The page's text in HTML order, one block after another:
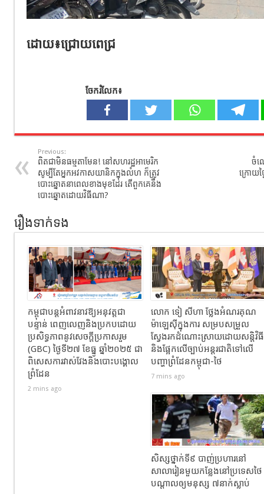
ដោយ៖ជ្រោយពេជ្រ
ចែករំលែក៖
Previous:
ពិតជាមិនធម្មតាមែន! នៅសហរដ្ឋអាមេរិក
សូម្បីតែអ្នកអវកាសយានិកក្នុងលំហ ក៏ត្រូវ
បោះឆ្នោតនាពេលខាងមុខដែរ តើពួកគេនឹង
បោះឆ្នោតដោយវិធីណា?
ចំណ
ក្រោយ
រឿងទាក់ទង
កម្ពុជាបន្តអំពាវនាវឱ្យអនុវត្តជា
បន្ទាន់ ពេញលេញនិងប្រកបដោយ
ប្រសិទ្ធភាពនូវសេចក្តីប្រកាសរួម
(GBC) ថ្ងៃទី២៧ ខែធ្នូ ឆ្នាំ២០២៥ ជា
ពិសេសការវាស់វែងនិងបោះបង្គោល
ព្រំដែន
2 mins ago
លោក ទៀ សីហា ថ្លែងអំណរគុណ
ម៉ាឡេស៊ីក្នុងការ សម្របសម្រួល
ស្វែងរកដំណោះស្រាយដោយសន្តិវិធី
និងផ្អែកលើច្បាប់អន្តរជាតិទៅលើ
បញ្ហាព្រំដែនកម្ពុជា-ថៃ
7 mins ago
សិស្សថ្នាក់ទី៩ បាញ់ប្រហារនៅ
សាលារៀនមួយកន្លែងនៅប្រទេសថៃ
បណ្តាលឲ្យមនុស្ស ៧នាក់ស្លាប់